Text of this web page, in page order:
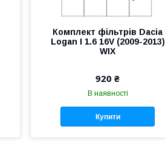
Комплект фільтрів Dacia
Logan I 1.6 16V (2009-2013)
WIX
920 ₴
В наявності
Купити